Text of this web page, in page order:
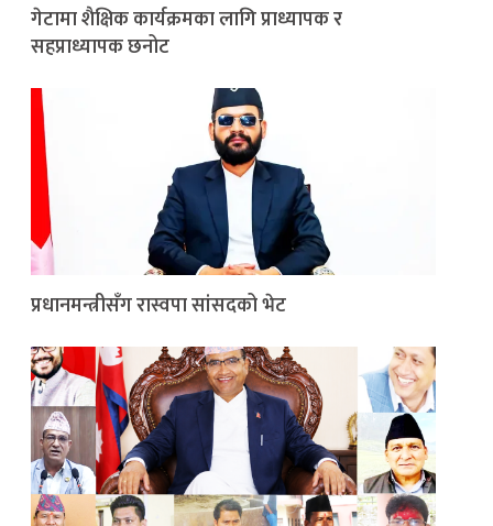
गेटामा शैक्षिक कार्यक्रमका लागि प्राध्यापक र
सहप्राध्यापक छनोट
प्रधानमन्त्रीसँग रास्वपा सांसदको भेट